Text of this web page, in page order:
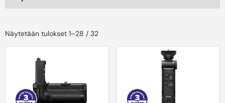
Näytetään tulokset 1–28 / 32